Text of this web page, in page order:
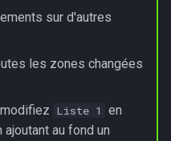
Sujets de baccalauréat
sur d'autres
les zones changées
Liste 1
en
au fond un